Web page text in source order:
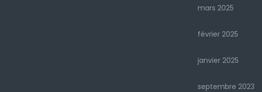
mars 2025
février 2025
janvier 2025
septembre 2023